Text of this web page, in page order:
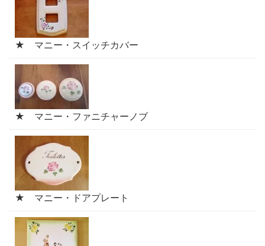
★ マニー・スイッチカバー
★ マニー・ファニチャーノブ
★ マニー・ドアプレート